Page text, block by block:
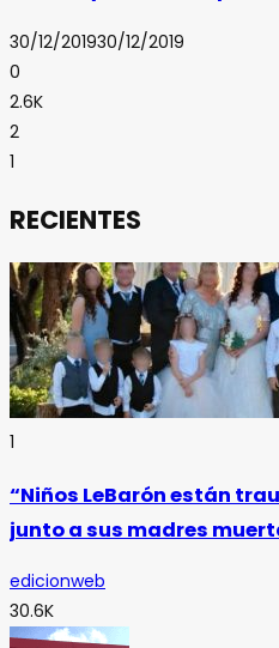
30/12/201930/12/2019
0
2.6K
2
1
RECIENTES
1
“Niños LeBarón están
junto a sus madres
edicionweb
30.6K